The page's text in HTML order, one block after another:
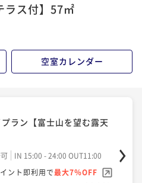
IN 15:00 - 24:00 OUT11:00
2名 ¥ 51,447 ~
－スペシャル－
IN 15:00 - 24:00 OUT11:00
¥60,120~
2名 ¥ 55,911 ~
ラス付】57㎡
空室カレンダー
ラン【富士山を望む露天
IN 15:00 - 24:00 OUT11:00
ント即利用で最大7％OFF